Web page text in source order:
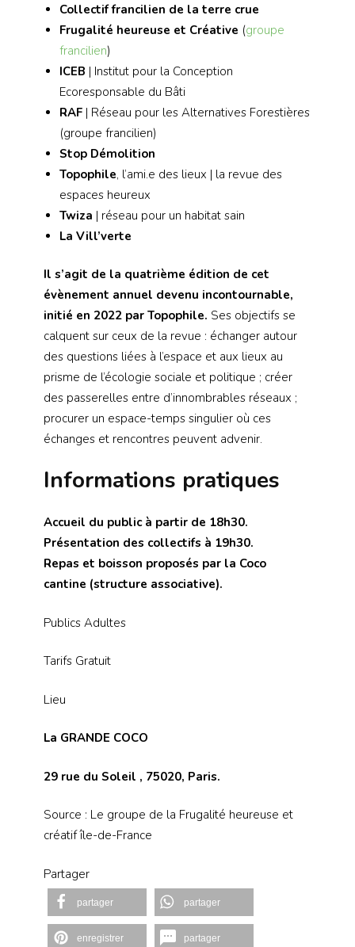
Collectif francilien de la terre crue
Frugalité heureuse et Créative (groupe
francilien)
ICEB | Institut pour la Conception
Ecoresponsable du Bâti
RAF | Réseau pour les Alternatives Forestières
(groupe francilien)
Stop Démolition
Topophile, l’ami.e des lieux | la revue des
espaces heureux
Twiza | réseau pour un habitat sain
La Vill’verte
Il s’agit de la quatrième édition de cet
évènement annuel devenu incontournable,
initié en 2022 par Topophile. Ses objectifs se
calquent sur ceux de la revue : échanger autour
des questions liées à l’espace et aux lieux au
prisme de l’écologie sociale et politique ; créer
des passerelles entre d’innombrables réseaux ;
procurer un espace-temps singulier où ces
échanges et rencontres peuvent advenir.
Informations pratiques
Accueil du public à partir de 18h30.
Présentation des collectifs à 19h30.
Repas et boisson proposés par la Coco
cantine (structure associative).
Publics Adultes
Tarifs Gratuit
Lieu
La GRANDE COCO
29 rue du Soleil , 75020, Paris.
Source : Le groupe de la Frugalité heureuse et
créatif île-de-France
Partager
partager partager
enregistrer partager